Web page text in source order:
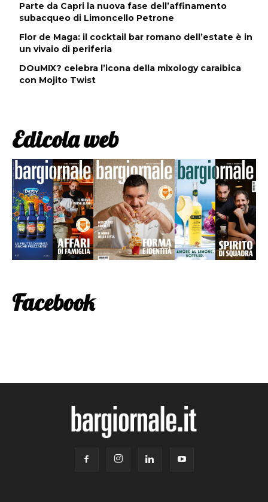
Parte da Capri la nuova fase dell’affinamento
subacqueo di Limoncello Petrone
Flor de Maga: il cocktail bar romano dell’estate è in
un vivaio di periferia
DOuMIX? celebra l’icona della mixology caraibica
con Mojito Twist
Edicola web
Facebook